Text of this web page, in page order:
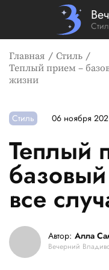
Главная
Стиль
Теплый прием –
жизни
Стиль 06 ноября
Теплый
все
Автор: Алла
Вечерний